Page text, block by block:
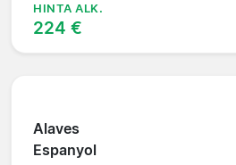
HINTA ALK.
224 €
Alaves
Espanyol